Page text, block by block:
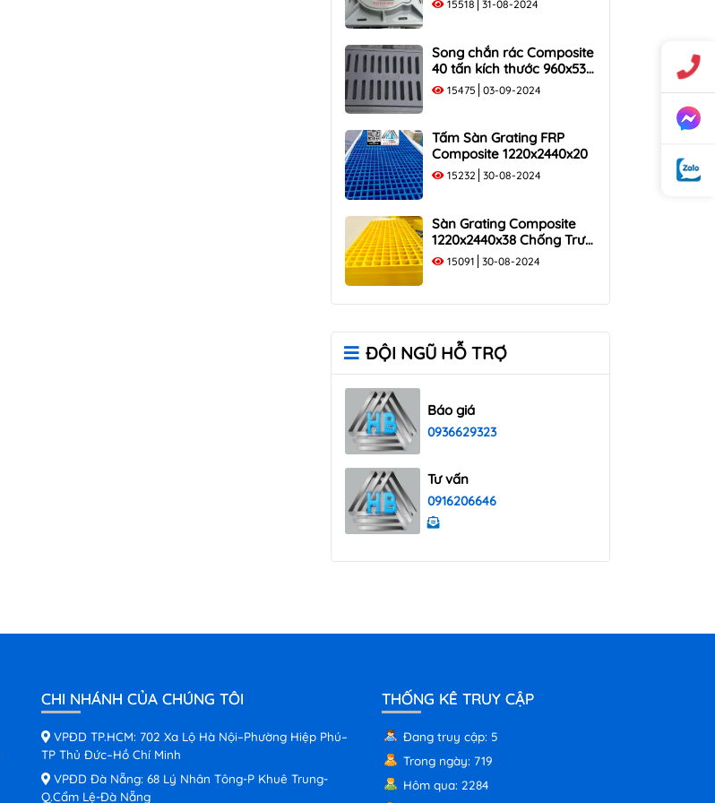
15518 31-08-2024
Song chắn rác Composite
40 tấn kích thước 960x530
tải trọng 400KN
15475 03-09-2024
Tấm Sàn Grating FRP
Composite 1220x2440x20
15232 30-08-2024
Sàn Grating Composite
1220x2440x38 Chống Trượt,
Chịu Lực
15091 30-08-2024
ĐỘI NGŨ HỖ TRỢ
Báo giá
0936629323
Tư vấn
0916206646
CHI NHÁNH CỦA CHÚNG TÔI
VPĐD TP.HCM: 702 Xa Lộ Hà Nội–Phường Hiệp Phú–
TP Thủ Đức–Hồ Chí Minh
VPĐD Đà Nẵng: 68 Lý Nhân Tông-P Khuê Trung-
Q.Cẩm Lệ-Đà Nẵng
THỐNG KÊ TRUY CẬP
Đang truy cập: 5
Trong ngày: 719
Hôm qua: 2284